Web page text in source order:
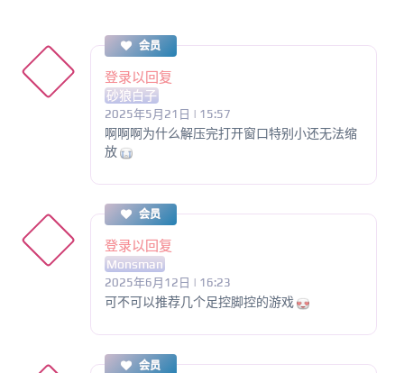
会员
登录以回复
砂狼白子
2025年5月21日 | 15:57
啊啊啊为什么解压完打开窗口特别小还无法缩
放
会员
登录以回复
Monsman
2025年6月12日 | 16:23
可不可以推荐几个足控脚控的游戏
会员